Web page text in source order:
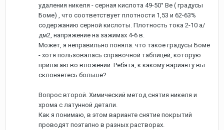
удаления никеля - серная кислота 49-50° Ве ( градусы
Боме) , что соответствует плотности 1,53 и 62-63%
содержанию серной кислоты. Плотность тока 2-10 а/
дм2, напряжение на зажимах 4-6 в.
Может, я неправильно поняла. что такое градусы Боме
- хотя пользовалась справочной таблицей, которую
прилагаю во вложении. Ребята, к какому варианту вы
склоняетесь больше?
Вопрос второй. Химический метод снятия никеля и
хрома с латунной детали.
Как я понимаю, в этом варианте снятие покрытий
проводят поэтапно в разных растворах.